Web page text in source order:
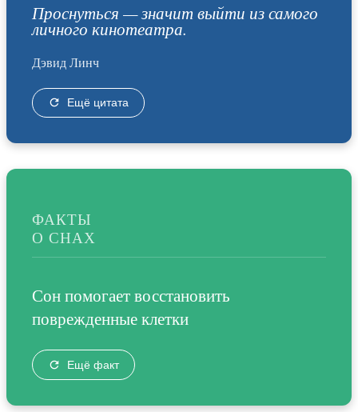
Проснуться — значит выйти из самого
личного кинотеатра.
Дэвид Линч
Ещё цитата
ФАКТЫ
О СНАХ
Сон помогает восстановить
поврежденные клетки
Ещё факт